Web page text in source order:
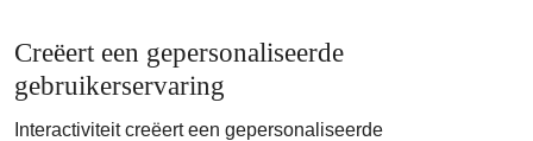
Creëert een gepersonaliseerde
gebruikerservaring
Interactiviteit creëert een gepersonaliseerde